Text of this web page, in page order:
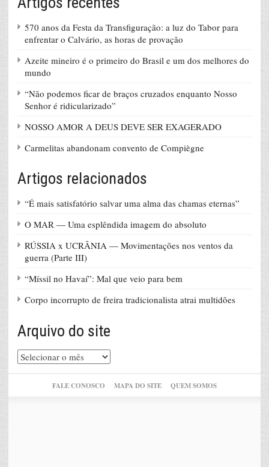
570 anos da Festa da Transfiguração: a luz do Tabor para
enfrentar o Calvário, as horas de provação
Azeite mineiro é o primeiro do Brasil e um dos melhores do
mundo
“Não podemos ficar de braços cruzados enquanto Nosso
Senhor é ridicularizado”
NOSSO AMOR A DEUS DEVE SER EXAGERADO
Carmelitas abandonam convento de Compiègne
Artigos relacionados
“É mais satisfatório salvar uma alma das chamas eternas”
O MAR — Uma esplêndida imagem do absoluto
RÚSSIA x UCRÂNIA — Movimentações nos ventos da
guerra (Parte III)
“Míssil no Havaí”: Mal que veio para bem
Corpo incorrupto de freira tradicionalista atrai multidões
Arquivo do site
Arquivo
do
FALE CONOSCO MAPA DO SITE QUEM SOMOS